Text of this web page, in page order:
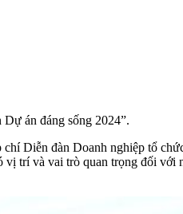
án đáng sống 2024”.
Diễn đàn Doanh nghiệp tổ
trí và vai trò quan trọng đối với